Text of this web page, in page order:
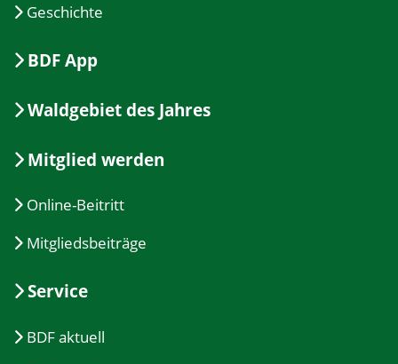
Geschichte
BDF App
Waldgebiet des Jahres
Mitglied werden
Online-Beitritt
Mitgliedsbeiträge
Service
BDF aktuell